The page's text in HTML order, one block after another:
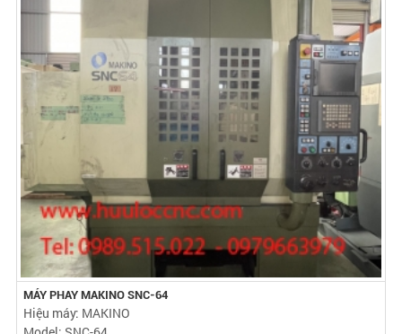
MÁY PHAY MAKINO SNC-64
Hiệu máy: MAKINO